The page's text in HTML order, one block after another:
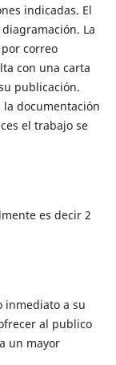
indicadas. El
La
correo
con una carta
publicación.
documentación
el trabajo se
es decir 2
inmediato a su
al publico
un mayor